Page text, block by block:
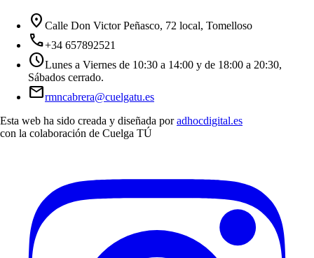
location_on Calle Don Victor Peñasco, 72 local, Tomelloso
call+34 657892521
scheduleLunes a Viernes de 10:30 a 14:00 y de 18:00 a 20:30,
Sábados cerrado.
mailrmncabrera@cuelgatu.es
Esta web ha sido creada y diseñada por adhocdigital.es
con la colaboración de Cuelga TÚ